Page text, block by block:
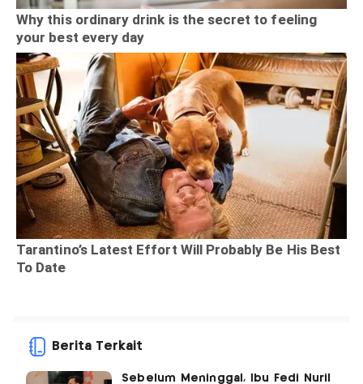
Berita Terkait
Sebelum Meninggal, Ibu Fedi Nuril